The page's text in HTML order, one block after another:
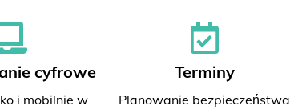
cyfrowe
i mobilnie w
Terminy
Planowanie bezpieczeństwa